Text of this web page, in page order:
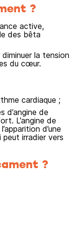
?
active,
des bêta
la tension
du cœur.
cardiaque ;
d’angine de
L’angine de
d’une
peut irradier vers
?